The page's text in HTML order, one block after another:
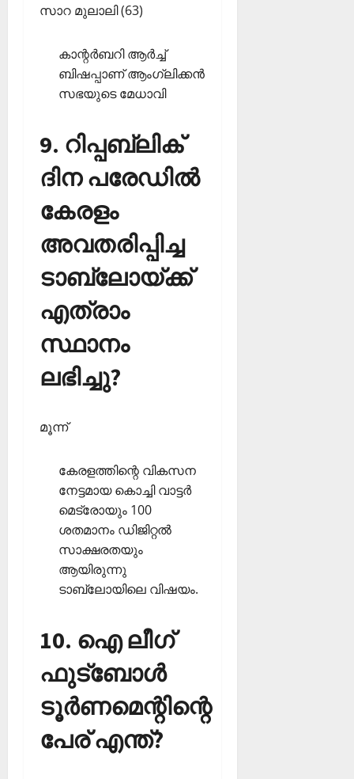
സാറ മുലാലി (63)
കാന്റര്‍ബറി ആര്‍ച്ച്
ബിഷപ്പാണ് ആംഗ്ലിക്കന്‍
സഭയുടെ മേധാവി
9. റിപ്പബ്ലിക്
ദിന പരേഡില്‍
കേരളം
അവതരിപ്പിച്ച
ടാബ്ലോയ്ക്ക്
എത്രാം
സ്ഥാനം
ലഭിച്ചു?
മൂന്ന്
കേരളത്തിന്റെ വികസന
നേട്ടമായ കൊച്ചി വാട്ടര്‍
മെട്രോയും 100
ശതമാനം ഡിജിറ്റല്‍
സാക്ഷരതയും
ആയിരുന്നു
ടാബ്ലോയിലെ വിഷയം.
10. ഐ ലീഗ്
ഫുട്‌ബോള്‍
ടൂര്‍ണമെന്റിന്റെ
പേര് എന്ത്?